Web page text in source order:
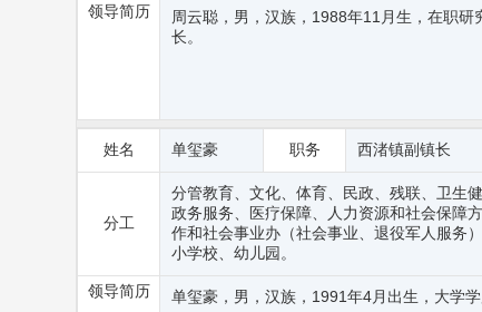
领导简历
周云聪，男，汉族，1988年11月生，在职
长。
姓名 单玺豪 职务 西渚镇副镇长
分工
分管教育、文化、体育、民政、残联、卫生
政务服务、医疗保障、人力资源和社会保障
作和社会事业办（社会事业、退役军人服务
小学校、幼儿园。
领导简历 单玺豪，男，汉族，1991年4月出生，大学